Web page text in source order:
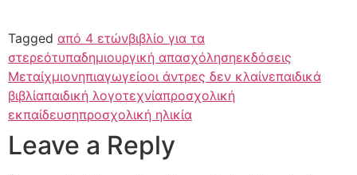
Tagged από 4 ετώνβιβλίο για τα
στερεότυπαδημιουργική απασχόλησηεκδόσεις
Μεταίχμιονηπιαγωγείοοι άντρες δεν κλαίνεπαιδικά
βιβλίαπαιδική λογοτεχνίαπροσχολική
εκπαίδευσηπροσχολική ηλικία
Leave a Reply